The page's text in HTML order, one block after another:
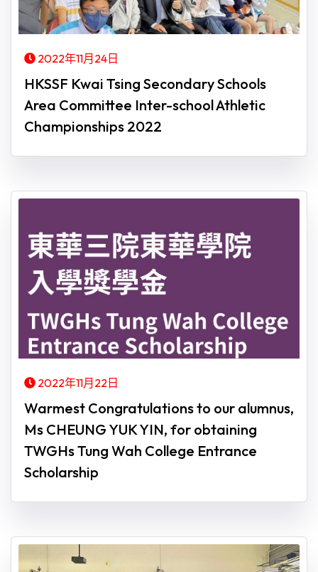
2022年11月24日
HKSSF Kwai Tsing Secondary Schools
Area Committee Inter-school Athletic
Championships 2022
2022年11月22日
Warmest Congratulations to our alumnus,
Ms CHEUNG YUK YIN, for obtaining
TWGHs Tung Wah College Entrance
Scholarship